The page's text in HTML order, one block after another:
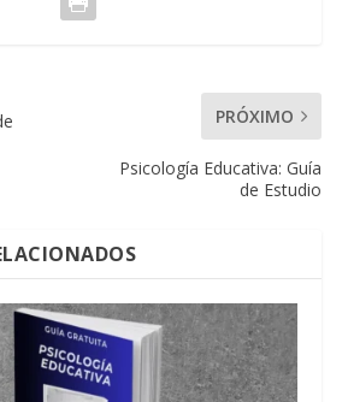
PRÓXIMO
Psicología Educativa: Guía
de Estudio